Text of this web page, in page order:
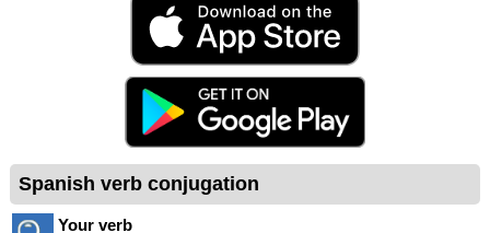
Spanish verb conjugation
Your verb